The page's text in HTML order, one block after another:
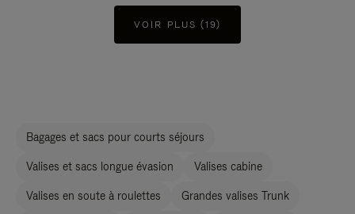
VOIR PLUS (19)
Bagages et sacs pour courts séjours
Valises et sacs longue évasion Valises cabine
Valises en soute à roulettes Grandes valises Trunk